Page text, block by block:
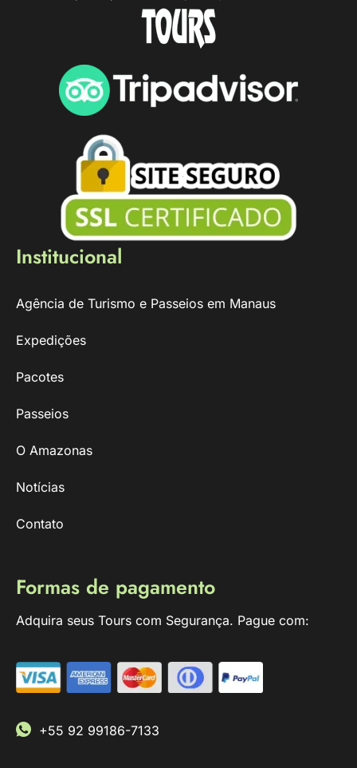
Institucional
Agência de Turismo e Passeios em Manaus
Expedições
Pacotes
Passeios
O Amazonas
Notícias
Contato
Formas de pagamento
Adquira seus Tours com Segurança. Pague com:
+55 92 99186-7133